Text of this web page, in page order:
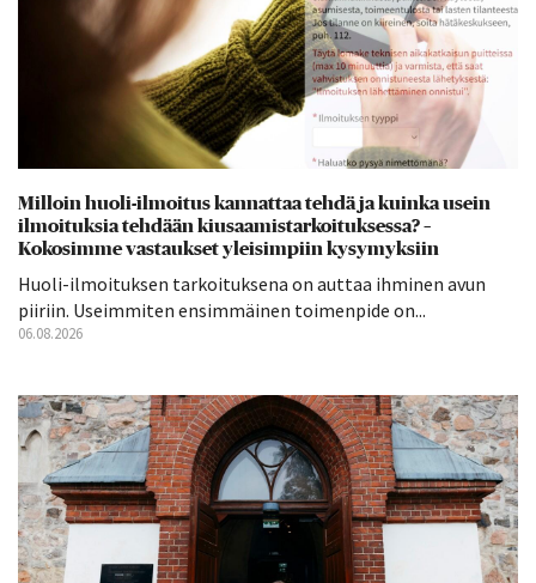
Milloin huoli-ilmoitus kannattaa tehdä ja kuinka usein
ilmoituksia tehdään kiusaamistarkoituksessa? –
Kokosimme vastaukset yleisimpiin kysymyksiin
Huoli-ilmoituksen tarkoituksena on auttaa ihminen avun
piiriin. Useimmiten ensimmäinen toimenpide on...
06.08.2026